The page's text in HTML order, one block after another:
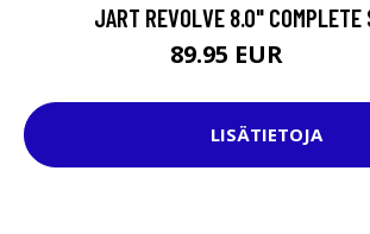
JART REVOLVE 8.0" COMPLETE
89.95 EUR
LISÄTIETOJA